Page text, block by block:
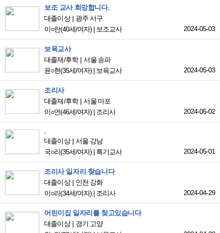
보조 교사 희망합니다.
대졸이상
광주 서구
이○란(40세/여자) | 보조교사 2024-05-03
보육교사
대졸재/후학
서울 송파
윤○현(35세/여자) | 보육교사 2024-05-03
조리사
대졸재/후학
서울 마포
이○연(46세/여자) | 조리사 2024-05-02
.
대졸이상
서울 강남
국○리(35세/여자) | 특기교사 2024-05-01
조리사 일자리 찾습니다
대졸이상
인천 강화
이○라(34세/여자) | 조리사 2024-04-29
어린이집 일자리를 찾고있습니다
대졸이상
경기 고양